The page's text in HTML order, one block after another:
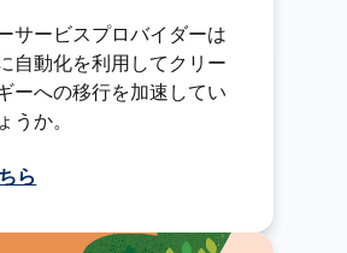
サービスプロバイダーは
自動化を利用してクリー
ーへの移行を加速してい
うか。
ら